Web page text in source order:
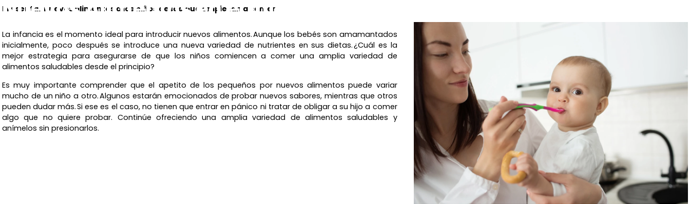
Nuevos Alimentos en el inicio de su primera Infancia.
Presentar nuevos alimentos a los niños desde que empiezan a comer:
La infancia es el momento ideal para introducir nuevos alimentos. Aunque los bebés son amamantados
inicialmente, poco después se introduce una nueva variedad de nutrientes en sus dietas. ¿Cuál es la
mejor estrategia para asegurarse de que los niños comiencen a comer una amplia variedad de
alimentos saludables desde el principio?
Es muy importante comprender que el apetito de los pequeños por nuevos alimentos puede variar
mucho de un niño a otro. Algunos estarán emocionados de probar nuevos sabores, mientras que otros
pueden dudar más. Si ese es el caso, no tienen que entrar en pánico ni tratar de obligar a su hijo a comer
algo que no quiere probar. Continúe ofreciendo una amplia variedad de alimentos saludables y
anímelos sin presionarlos.
6.
zapatillas
7.
vestidos
.
panty
10. botas agua